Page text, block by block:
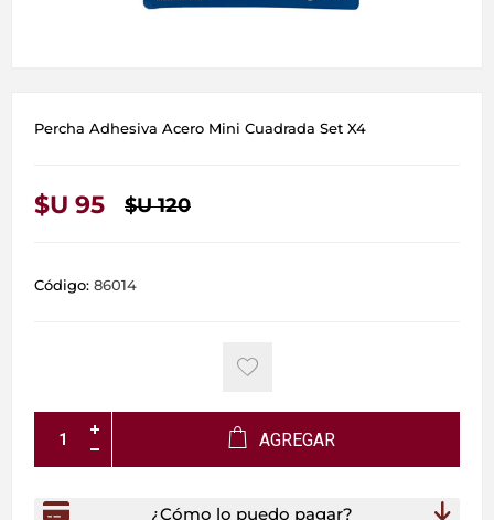
Percha Adhesiva Acero Mini Cuadrada Set X4
$U 95 $U 120
Código: 86014
AGREGAR
¿Cómo lo puedo pagar?